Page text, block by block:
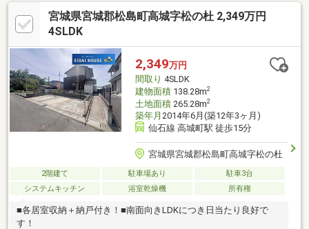
宮城県宮城郡松島町高城字松の杜 2,349万円
4SLDK
2,349万円
間取り 4SLDK
建物面積138.28m2
土地面積265.28m2
築年月 2014年6月(築12年3ヶ月)
仙石線 高城町駅 徒歩15分
宮城県宮城郡松島町高城字松の杜
2階建て 駐車場あり
駐車3台
システムキッチン
浴室乾燥機 所有権
■各居室収納＋納戸付き！■南面向きLDKにつき日当たり良好で
す！